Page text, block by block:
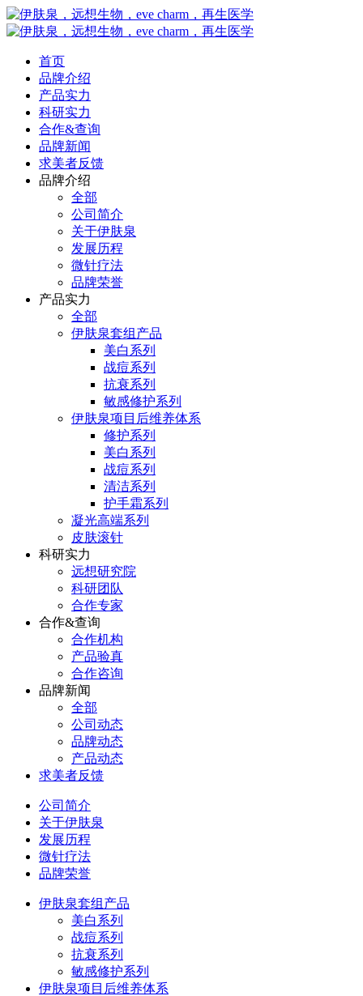
首页
品牌介绍
产品实力
科研实力
合作&查询
品牌新闻
求美者反馈
品牌介绍
全部
公司简介
关于伊肤泉
发展历程
微针疗法
品牌荣誉
产品实力
全部
伊肤泉套组产品
美白系列
战痘系列
抗衰系列
敏感修护系列
伊肤泉项目后维养体系
修护系列
美白系列
战痘系列
清洁系列
护手霜系列
凝光高端系列
皮肤滚针
科研实力
远想研究院
科研团队
合作专家
合作&查询
合作机构
产品验真
合作咨询
品牌新闻
全部
公司动态
品牌动态
产品动态
求美者反馈
公司简介
关于伊肤泉
发展历程
微针疗法
品牌荣誉
伊肤泉套组产品
美白系列
战痘系列
抗衰系列
敏感修护系列
伊肤泉项目后维养体系